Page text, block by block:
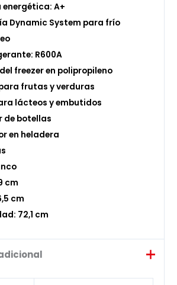
energética: A+
Dynamic System para frío
R600A
freezer en polipropileno
frutas y verduras
lácteos y embutidos
de botellas
en heladera
cm
cm
72,1 cm